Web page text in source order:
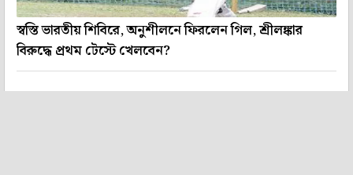
স্বস্তি ভারতীয় শিবিরে, অনুশীলনে ফিরলেন গিল, শ্রীলঙ্কার
বিরুদ্ধে প্রথম টেস্টে খেলবেন?